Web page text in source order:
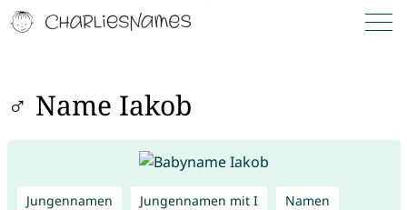
♂ Name Iakob
Jungennamen Jungennamen mit I Namen